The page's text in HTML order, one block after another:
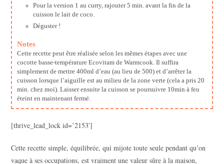
Pour la version 1 au curry, rajouter 5 min. avant la fin de la
cuisson le lait de coco.
Déguster !
Notes
Cette recette peut être réalisée selon les mêmes étapes avec une
cocotte basse-température Ecovitam de Warmcook. Il suffira
simplement de mettre 400ml d’eau (au lieu de 500) et d’arrêter la
cuisson lorsque l’aiguille est au milieu de la zone verte (cela a pris 20
min. chez moi). Laisser ensuite la cuisson se poursuivre 10min à feu
éteint en maintenant fermé.
[thrive_lead_lock id=’2153′]
Cette recette simple, équilibrée, qui mijote toute seule pendant qu’on
vaque à ses occupations, est vraiment une valeur sûre à la maison,